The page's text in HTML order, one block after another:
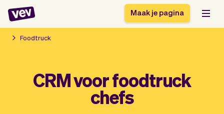
bedrijven
Software voor
groepslessen
Software voor
Maak je pagina
Foodtruck
CRM voor foodtruck
chefs